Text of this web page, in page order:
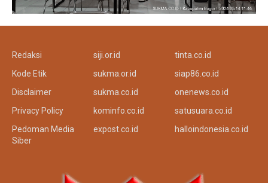
Redaksi
Kode Etik
Disclaimer
Privacy Policy
Pedoman Media
Siber
siji.or.id
sukma.or.id
sukma.co.id
kominfo.co.id
expost.co.id
tinta.co.id
siap86.co.id
onenews.co.id
satusuara.co.id
halloindonesia.co.id